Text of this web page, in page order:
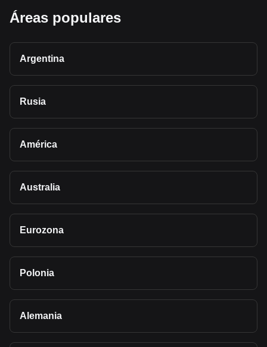
Áreas populares
Argentina
Rusia
América
Australia
Eurozona
Polonia
Alemania